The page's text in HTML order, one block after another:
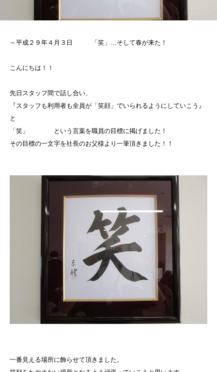
～平成２９年４月３日 「笑」…そして春が来た！
こんにちは！！
先日スタッフ間で話し合い、
『スタッフも利用者も全員が「笑顔」でいられるようにしていこう』
と
「笑」 という言葉を職員の目標に掲げました！
その目標の一文字を社長のお父様より一筆頂きました！！
一番見える場所に飾らせて頂きました。